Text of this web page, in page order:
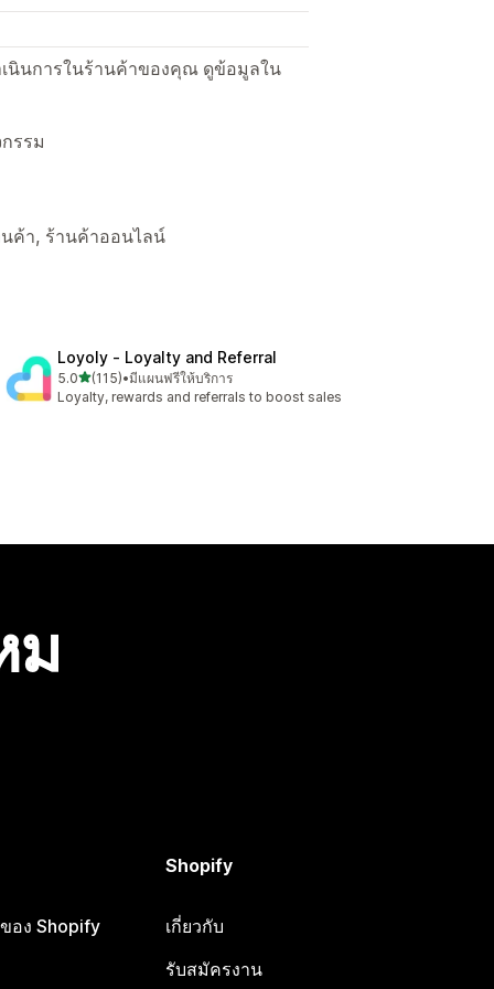
นินการในร้านค้าของคุณ ดูข้อมูลใน
รรม
ค้า, ร้านค้าออนไลน์
Loyoly ‑ Loyalty and Referral
5.0เต็ม 5 ดาว
(115)
ทั้งหมด 115 รีวิว
•มีแผนฟรีให้บริการ
Loyalty, rewards and referrals to boost sales
ม
อง Shopify
Shopify
เกี่ยวกับ
รับสมัครงาน